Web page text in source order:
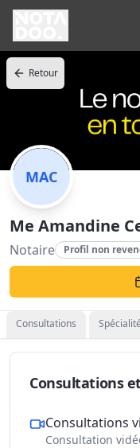
Retour
MAC
Me Amandine
Notaire Profil non
Consultations
Consultations
Consultations
Consultation